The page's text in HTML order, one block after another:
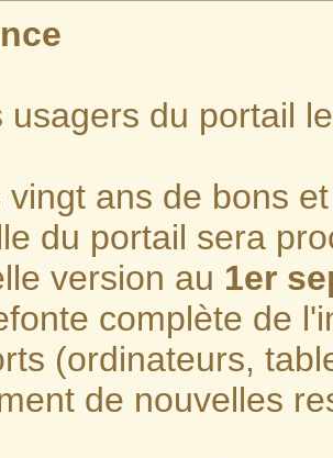
usagers du portail
vingt ans de bons
du portail sera
version au 1er
complète de
(ordinateurs,
de nouvelles